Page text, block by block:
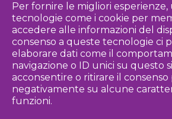
Per fornire le migliori esperienze,
tecnologie come i cookie per
accedere alle informazioni del
consenso a queste tecnologie ci
elaborare dati come il
navigazione o ID unici su questo
acconsentire o ritirare il
negativamente su alcune
funzioni.
PRIVACY POLICY
Iniziativa
Associazione culturale per la